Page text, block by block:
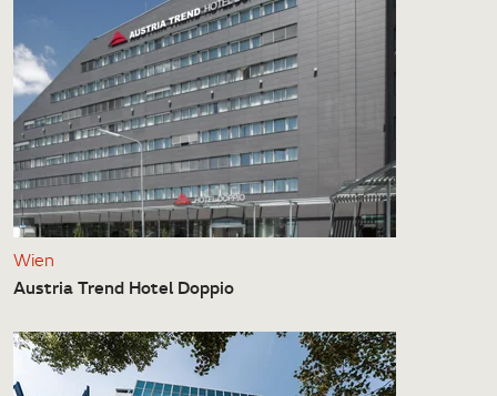
Wien
Austria Trend Hotel Doppio